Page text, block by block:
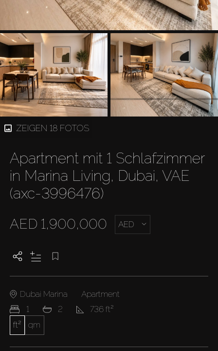
ZEIGEN 18 FOTOS
Apartment mit 1 Schlafzimmer
in Marina Living, Dubai, VAE
(axc-3996476)
AED 1,900,000 AED
Dubai Marina
Apartment
1
2
736 ft²
ft²
qm